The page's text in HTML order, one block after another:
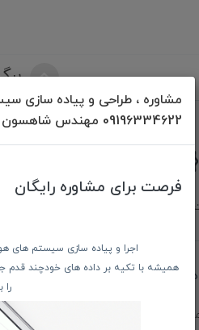
مشاوره ، طراحی و پیاده سازی
09196334622 مهندس شاهسون
فرصت برای مشاوره رایگان
اجرا و پیاده سازی سیستم
همیشه با تکیه بر داده های خودچند قدم
را
کالا
و تبــلت